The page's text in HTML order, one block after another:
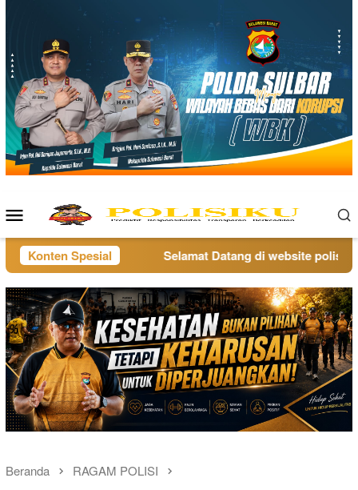
Menu
Mobile
Konten Spesial Selamat Datang di website
Beranda RAGAM POLISI